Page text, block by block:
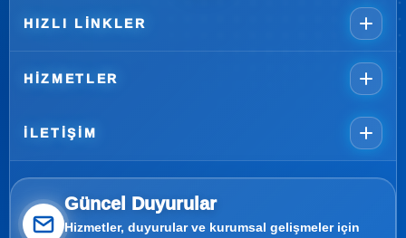
HIZLI LINKLER
HIZMETLER
İLETIŞIM
Güncel Duyurular
Hizmetler, duyurular ve kurumsal gelişmeler için